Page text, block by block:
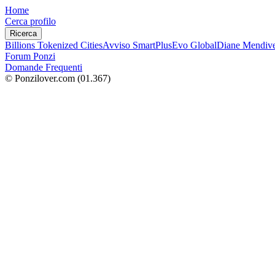
Home
Cerca profilo
Ricerca
Billions Tokenized CitiesAvviso SmartPlusEvo GlobalDiane
Forum Ponzi
Domande Frequenti
© Ponzilover.com (01.367)